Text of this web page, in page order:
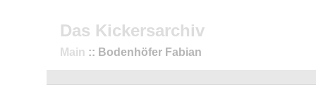
Das Kickersarchiv
Main :: Bodenhöfer Fabian